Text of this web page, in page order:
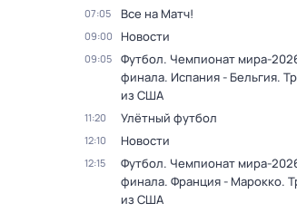
07:05 Все на Матч!
09:00 Новости
09:05
Футбол. Чемпионат мира-
финала. Испания - Бельгия.
из США
11:20 Улётный футбол
12:10 Новости
12:15
Футбол. Чемпионат мира-
финала. Франция - Марокко.
из США